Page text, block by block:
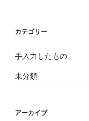
カテゴリー
手入力したもの
未分類
アーカイブ